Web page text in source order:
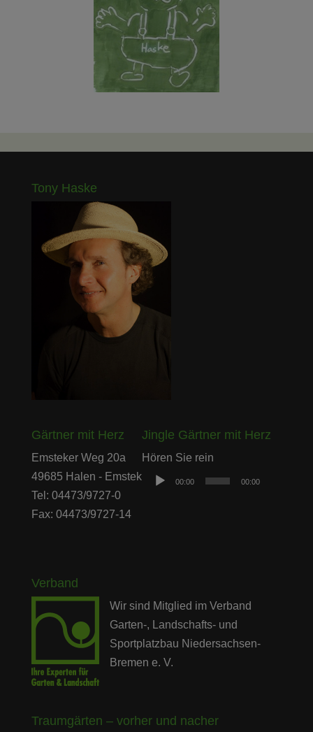
Tony Haske
Gärtner mit Herz
Emsteker Weg 20a
49685 Halen - Emstek
Tel: 04473/9727-0
Fax: 04473/9727-14
Jingle Gärtner mit Herz
Hören Sie reinAudio-
Player
00:00 00:00
Verband
Wir sind Mitglied im Verband
Garten-, Landschafts- und
Sportplatzbau Niedersachsen-
Bremen e. V.
Traumgärten – vorher und nacher